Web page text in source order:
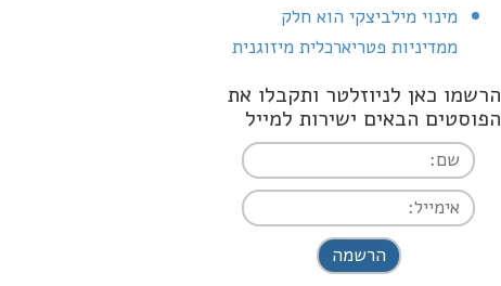
מינוי מילביצקי הוא חלק
ממדיניות פטריארכלית מיזוגנית
הרשמו כאן לניוזלטר ותקבלו את
הפוסטים הבאים ישירות למייל
I agree terms and